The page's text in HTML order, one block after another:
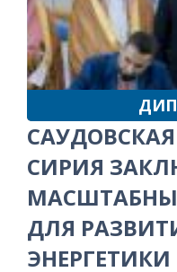
СИРИЯ
ДЛЯ
ЭНЕРГЕТИКИ